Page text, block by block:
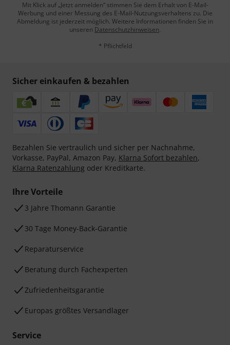
Mit Klick auf „Jetzt anmelden“ stimmen Sie dem Erhalt von E-Mail-
Werbung und einer Messung des E-Mail-Nutzungsverhaltens zu. Die
Abmeldung ist jederzeit möglich. Weitere Informationen finden Sie in
unseren Datenschutzhinweisen.
* Pflichtfeld
Sicher einkaufen & bezahlen
Bezahlen Sie vertraulich und sicher per Nachnahme,
Vorkasse, PayPal, Amazon Pay, Klarna Sofort bezahlen,
Klarna Ratenzahlung oder Kreditkarte.
Ihre Vorteile
3 Jahre Thomann Garantie
30 Tage Money-Back-Garantie
Reparaturservice
Beratung durch Fachexperten
Zufriedenheitsgarantie
Europas größtes Versandlager
Service